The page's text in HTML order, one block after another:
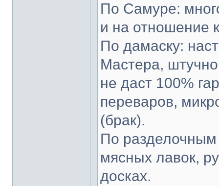
По Самуре:
и на отношение
По дамаску:
Мастера,
не даст 100%
переваров,
(брак).
По разделочным
мясных лавок,
досках.